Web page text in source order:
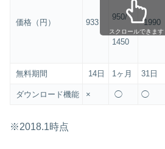
価格（円） 933
950/
1450
1990
無料期間 14日 1ヶ月 31日
ダウンロード機能 × ◯ ◯
スクロールできます
※2018.1時点